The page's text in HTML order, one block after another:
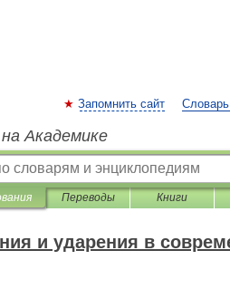
Запомнить сайт
Академике
Переводы Книги
и ударения в